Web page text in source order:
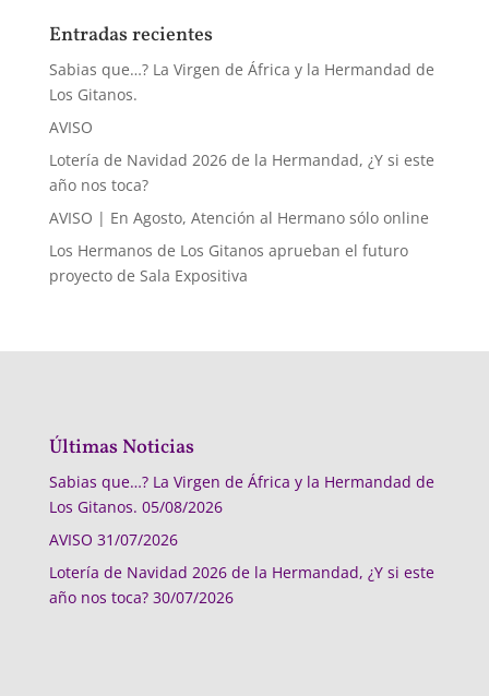
Entradas recientes
Sabias que…? La Virgen de África y la Hermandad de
Los Gitanos.
AVISO
Lotería de Navidad 2026 de la Hermandad, ¿Y si este
año nos toca?
AVISO | En Agosto, Atención al Hermano sólo online
Los Hermanos de Los Gitanos aprueban el futuro
proyecto de Sala Expositiva
Últimas Noticias
Sabias que…? La Virgen de África y la Hermandad de
Los Gitanos. 05/08/2026
AVISO 31/07/2026
Lotería de Navidad 2026 de la Hermandad, ¿Y si este
año nos toca? 30/07/2026